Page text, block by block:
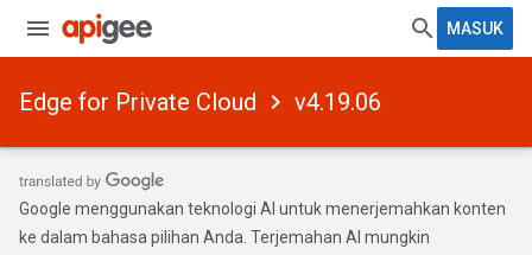
MASUK
Edge for Private Cloud v4.19.06
Google menggunakan teknologi AI untuk menerjemahkan konten
ke dalam bahasa pilihan Anda. Terjemahan AI mungkin